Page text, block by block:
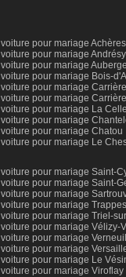
voiture pour mariage Achères
voiture pour mariage Andrésy
voiture pour mariage
voiture pour mariage Bois-
voiture pour mariage
voiture pour mariage
voiture pour mariage La
voiture pour mariage
voiture pour mariage Chatou
voiture pour mariage Le
voiture pour mariage Saint-
voiture pour mariage Saint-
voiture pour mariage
voiture pour mariage Trappes
voiture pour mariage Triel-
voiture pour mariage Vélizy-
voiture pour mariage
voiture pour mariage
voiture pour mariage Le
voiture pour mariage Viroflay